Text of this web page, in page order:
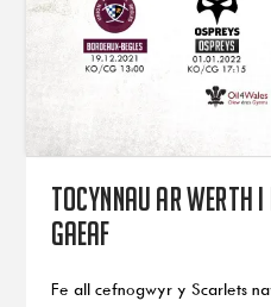
Tocynnau ar werth
Gaeaf
Fe all cefnogwyr y Scarlets